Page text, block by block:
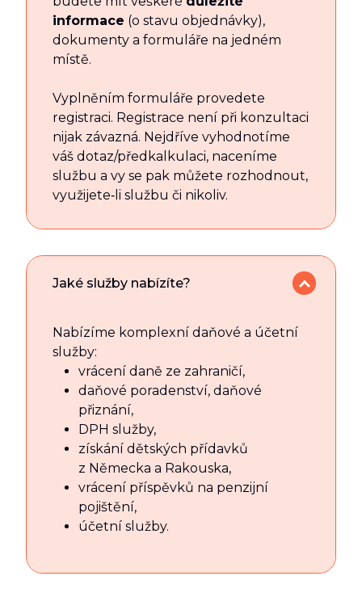
informace (o stavu objednávky),
dokumenty a formuláře na jedném
místě.
Vyplněním formuláře provedete
registraci. Registrace není při konzultaci
nijak závazná. Nejdříve vyhodnotíme
váš dotaz/předkalkulaci, naceníme
službu a vy se pak můžete rozhodnout,
využijete‑li službu či nikoliv.
Jaké služby nabízíte?
Nabízíme komplexní daňové a účetní
služby:
vrácení daně ze zahraničí,
daňové poradenství, daňové
přiznání,
DPH služby,
získání dětských přídavků
z Německa a Rakouska,
vrácení příspěvků na penzijní
pojištění,
účetní služby.